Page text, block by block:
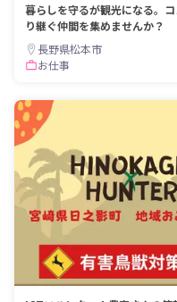
暮らしを守るが観光になる。
り継ぐ仲間を集めませんか？
長野県松本市
お仕事